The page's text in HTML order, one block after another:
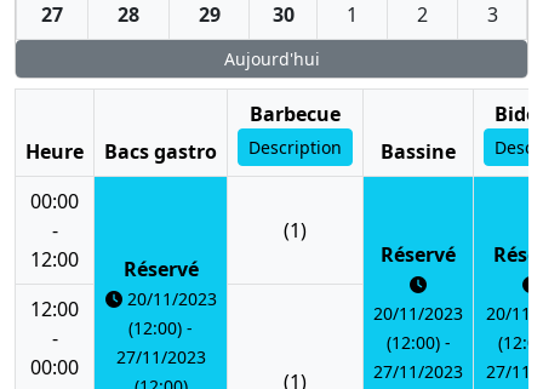
27
28 29 30 1 2 3
Aujourd'hui
Heure Bacs gastro
Barbecue
Description Bassine
00:00
-
12:00
Réservé
20/11/2023
(12:00) -
27/11/2023
(1)
Réservé
20/11/2023
(12:00) -
27/11/2023
20/11/
27/11/
12:00
-
00:00
(1)